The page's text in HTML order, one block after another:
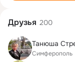
Друзья 200
Танюша
Симферополь